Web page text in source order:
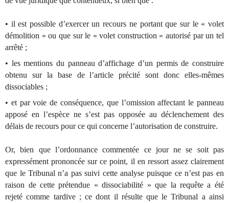
• il est possible d’exercer un recours ne portant que sur le « volet
démolition » ou que sur le « volet construction » autorisé par un tel
arrêté ;
• les mentions du panneau d’affichage d’un permis de construire
obtenu sur la base de l’article précité sont donc elles-mêmes
dissociables ;
• et par voie de conséquence, que l’omission affectant le panneau
apposé en l’espèce ne s’est pas opposée au déclenchement des
délais de recours pour ce qui concerne l’autorisation de construire.
Or, bien que l’ordonnance commentée ce jour ne se soit pas
expressément prononcée sur ce point, il en ressort assez clairement
que le Tribunal n’a pas suivi cette analyse puisque ce n’est pas en
raison de cette prétendue « dissociabilité » que la requête a été
rejeté comme tardive ; ce dont il résulte que le Tribunal a ainsi